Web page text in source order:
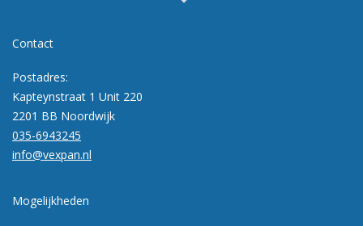
Contact
Postadres:
Kapteynstraat 1 Unit 220
2201 BB Noordwijk
035-6943245
info@vexpan.nl
Mogelijkheden